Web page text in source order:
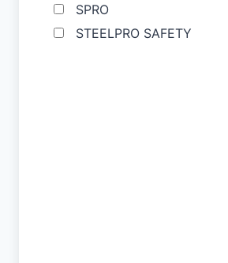
Protectores Auditivos
SPRO
STEELPRO SAFETY